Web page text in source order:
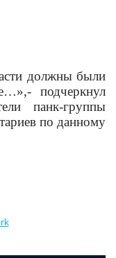
должны были
подчеркнул
панк-группы
по данному